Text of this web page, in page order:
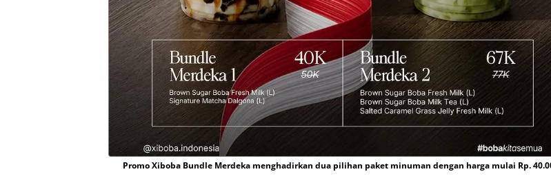
Promo Xiboba Bundle Merdeka menghadirkan dua pilihan paket minuman dengan harga mulai Rp.